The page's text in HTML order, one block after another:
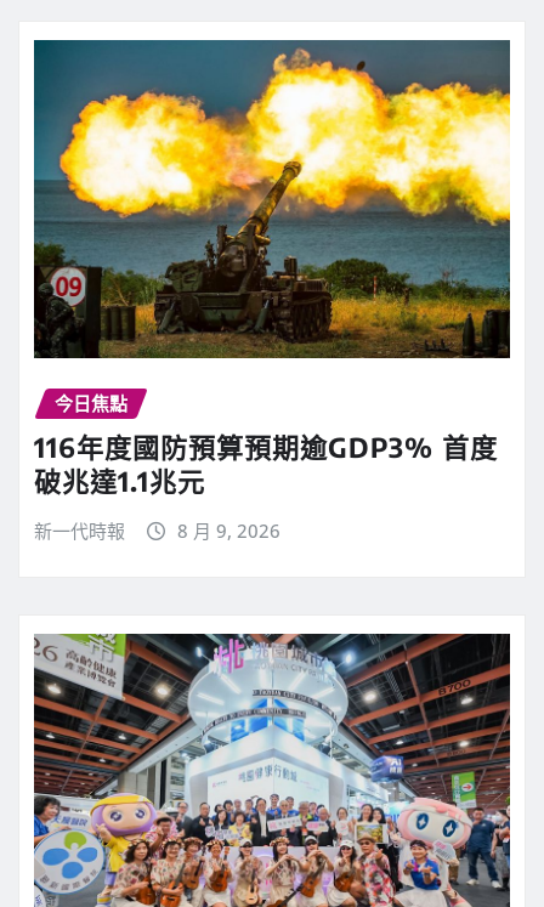
今日焦點
116年度國防預算預期逾GDP3% 首度
破兆達1.1兆元
新一代時報 8 月 9, 2026